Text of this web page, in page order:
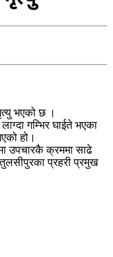
भएको छ ।
गम्भिर घाईते भएका
हो।
उपचारकै क्रममा साढे
प्रहरी प्रमुख